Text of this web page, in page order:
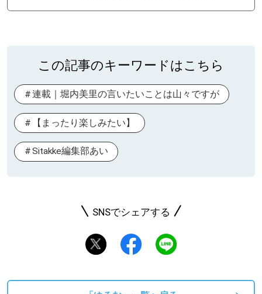
この記事のキーワードはこちら
連載｜堀内美里の言いたいことは山々ですが
【まったり楽しみたい】
Sitakke編集部あい
SNSでシェアする